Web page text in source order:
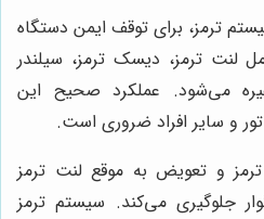
ترمز، برای توقف ایمن دستگاه
لنت ترمز، دیسک ترمز، سیلندر
می‌شود. عملکرد صحیح این
و سایر افراد ضروری است.
و تعویض به موقع لنت ترمز
جلوگیری می‌کند. سیستم ترمز